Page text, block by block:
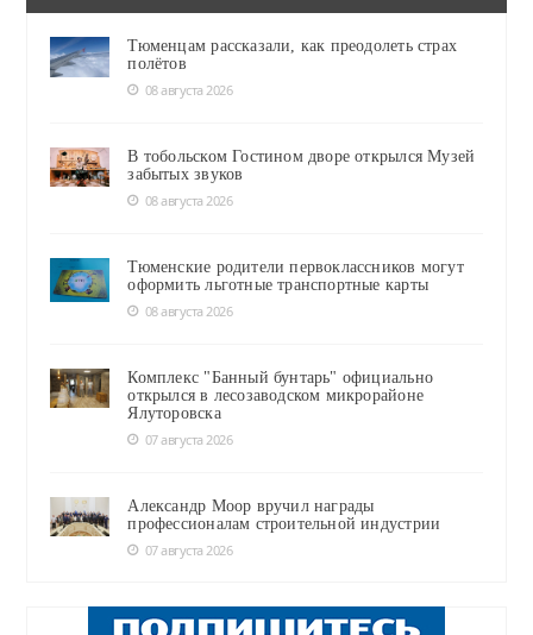
Тюменцам рассказали, как преодолеть страх
полётов
08 августа 2026
В тобольском Гостином дворе открылся Музей
забытых звуков
08 августа 2026
Тюменские родители первоклассников могут
оформить льготные транспортные карты
08 августа 2026
Комплекс "Банный бунтарь" официально
открылся в лесозаводском микрорайоне
Ялуторовска
07 августа 2026
Александр Моор вручил награды
профессионалам строительной индустрии
07 августа 2026